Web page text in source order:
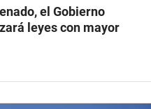
el Gobierno
leyes con mayor